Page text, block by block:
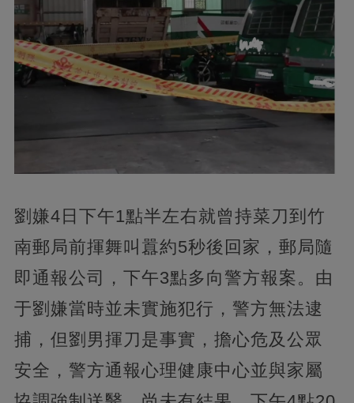
劉嫌4日下午1點半左右就曾持菜刀到竹
南郵局前揮舞叫囂約5秒後回家，郵局隨
即通報公司，下午3點多向警方報案。由
于劉嫌當時並未實施犯行，警方無法逮
捕，但劉男揮刀是事實，擔心危及公眾
安全，警方通報心理健康中心並與家屬